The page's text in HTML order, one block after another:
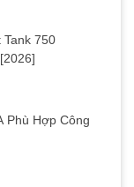
750
Phù Hợp Công